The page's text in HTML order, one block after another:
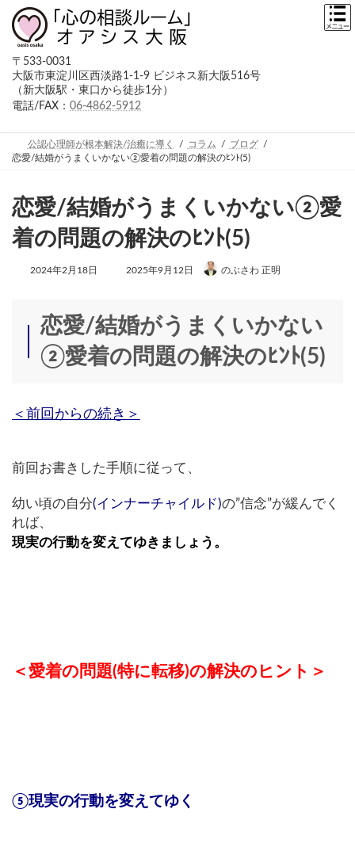
〒533-0031
大阪市東淀川区西淡路1-1-9 ビジネス新大阪516号
（新大阪駅・東口から徒歩1分）
電話/FAX： 06-4862-5912
公認心理師が根本解決/治癒に導く コラム
ブログ
恋愛/結婚がうまくいかない②愛着の問題の解決のﾋﾝﾄ(5)
恋愛/結婚がうまくいかない②愛
着の問題の解決のﾋﾝﾄ(5)
2024年2月18日
最
日
時
2025年9月12日 のぶさわ 正明
恋愛/結婚がうまくいかない
②愛着の問題の解決のﾋﾝﾄ(5)
＜前回からの続き＞
前回お書きした手順に従って、
幼い頃の自分(インナーチャイルド)の”信念”が緩んでく
れば、
現実の行動を変えてゆきましょう。
＜愛着の問題(特に転移)の解決のヒント＞
⑤現実の行動を変えてゆく